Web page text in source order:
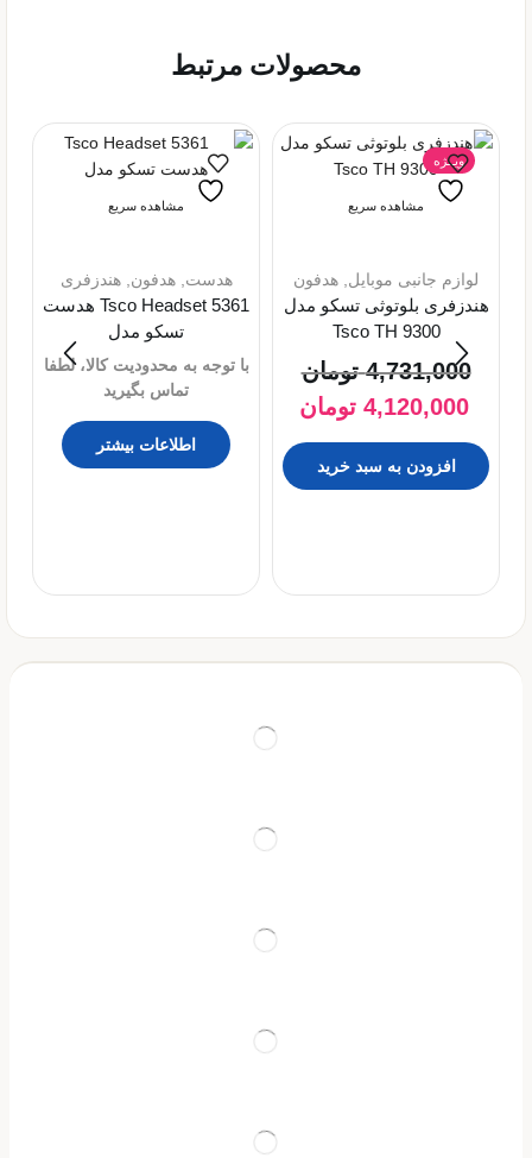
محصولات مرتبط
ویــژه
مشاهده سریع
لوازم جانبی موبایل, هدفون
هندزفری بلوتوثی تسکو مدل
Tsco TH 9300
4,731,000 تومان
4,120,000 تومان
افزودن به سبد خرید
مشاهده سریع
هدست,هدفون,هندزفری
Tsco Headset 5361 هدست
تسکو مدل
با توجه به محدودیت کالا، لطفا
تماس بگیرید
اطلاعات بیشتر